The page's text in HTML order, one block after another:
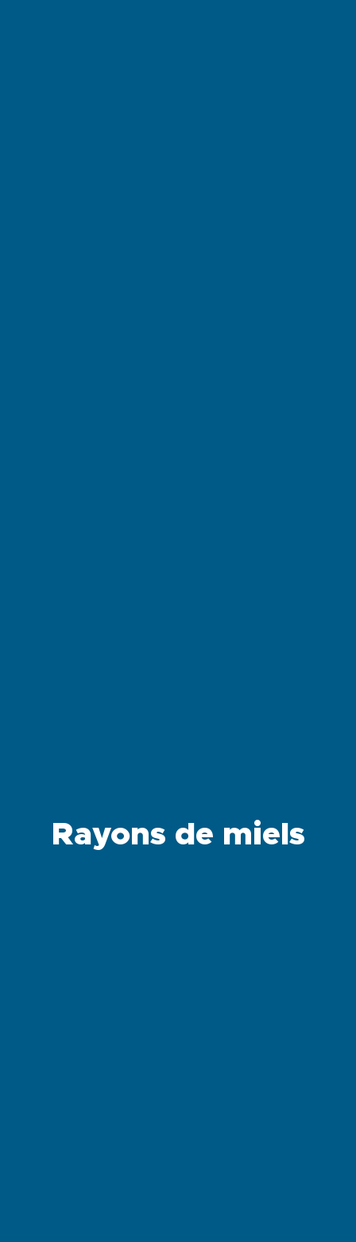
Rayons de miels